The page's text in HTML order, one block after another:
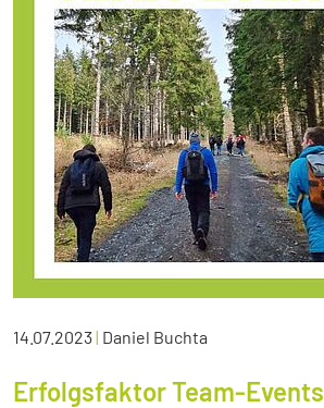
14.07.2023| Daniel Buchta
Erfolgsfaktor Team-Events